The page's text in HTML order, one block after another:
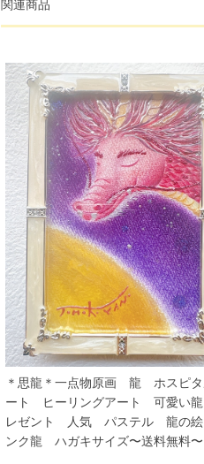
関連商品
＊思龍＊一点物原画 龍 ホスピタ
ート ヒーリングアート 可愛い
レゼント 人気 パステル 龍の
ンク龍 ハガキサイズ〜送料無料〜